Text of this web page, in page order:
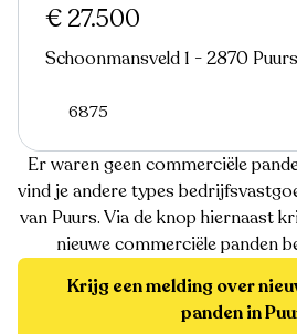
€ 27.500
Schoonmansveld 1 - 2870
6875
Er waren geen commerciële
vind je andere types
van Puurs. Via de knop hiernaast
nieuwe commerciële panden
Krijg een melding over
panden in